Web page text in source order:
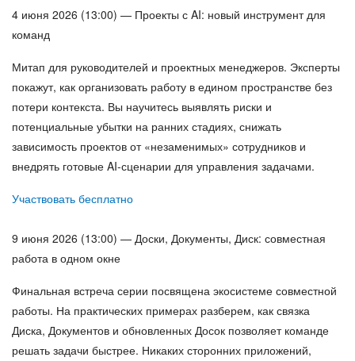
4 июня 2026 (13:00) — Проекты с AI: новый инструмент для
команд
Митап для руководителей и проектных менеджеров. Эксперты
покажут, как организовать работу в едином пространстве без
потери контекста. Вы научитесь выявлять риски и
потенциальные убытки на ранних стадиях, снижать
зависимость проектов от «незаменимых» сотрудников и
внедрять готовые AI-сценарии для управления задачами.
Участвовать бесплатно
9 июня 2026 (13:00) — Доски, Документы, Диск: совместная
работа в одном окне
Финальная встреча серии посвящена экосистеме совместной
работы. На практических примерах разберем, как связка
Диска, Документов и обновленных Досок позволяет команде
решать задачи быстрее. Никаких сторонних приложений,